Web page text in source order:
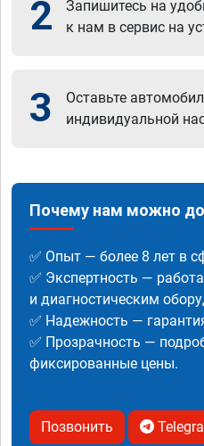
2
Запишитесь на
к нам в сервис на
3
Оставьте
индивидуальной
Почему нам можно
✅ Опыт — более 8 лет в
✅ Экспертность —
и диагностическим
✅ Надежность —
✅ Прозрачность —
фиксированные цены.
Позвонить